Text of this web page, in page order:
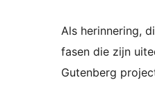
Als herinnering,
fasen die zijn
Gutenberg